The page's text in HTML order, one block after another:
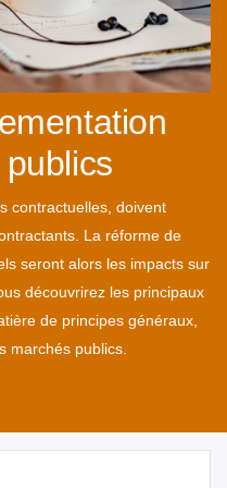
contractuelles, doivent
La réforme de
seront alors les impacts sur
découvrirez les principaux
de principes généraux,
marchés publics.